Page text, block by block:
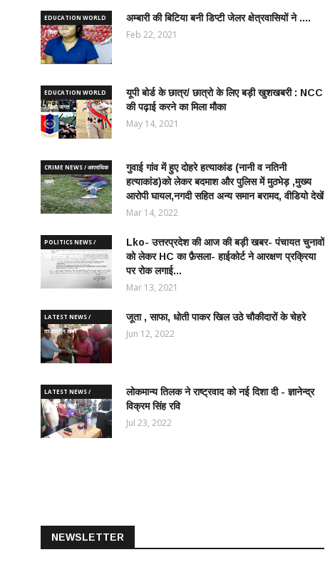
EDUCATION WORLD
/ शिक्षा जगत
अम्बारी की बिटिया बनी डिप्टी जेलर क्षेत्रवासियों ने ....
Feb 22, 2021
EDUCATION WORLD
/ शिक्षा जगत
यूपी बोर्ड के छात्र/ छात्रो के लिए बड़ी खुशखबरी : NCC
की पढ़ाई करने का मिला मौका
May 14, 2021
CRIME NEWS / आपराधिक
ख़बरे
गुवाई गांव में हुए दोहरे हत्याकांड (नानी व नतिनी
हत्याकांड)को लेकर बदमाश और पुलिस में मुठभेड़ ,मुख्य
आरोपी घायल,नगदी सहित अन्य समान बरामद, वीडियो देखें
Mar 14, 2022
POLITICS NEWS /
राजनीतिक समाचार
Lko- उत्तरप्रदेश की आज की बड़ी खबर- पंचायत चुनावों
को लेकर HC का फ़ैसला- हाईकोर्ट ने आरक्षण प्रक्रिया
पर रोक लगाई...
Mar 13, 2021
LATEST NEWS /
ताज़ातरीन खबरें
जूता , साफा, धोती पाकर खिल उठे चौकीदारों के चेहरे
Jun 12, 2022
LATEST NEWS /
ताज़ातरीन खबरें
लोकमान्य तिलक ने राष्ट्रवाद को नई दिशा दी - ज्ञानेन्द्र
विक्रम सिंह रवि
Jul 23, 2022
NEWSLETTER